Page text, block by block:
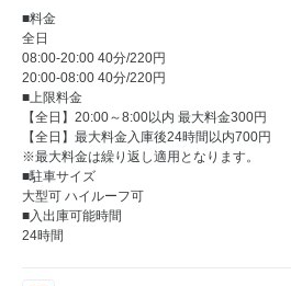
■料金
全日
08:00-20:00 40分/220円
20:00-08:00 40分/220円
■上限料金
【全日】20:00～8:00以内 最大料金300円
【全日】最大料金入庫後24時間以内700円
※最大料金は繰り返し適用となります。
■駐車サイズ
大型可 ハイルーフ可
■入出庫可能時間
24時間